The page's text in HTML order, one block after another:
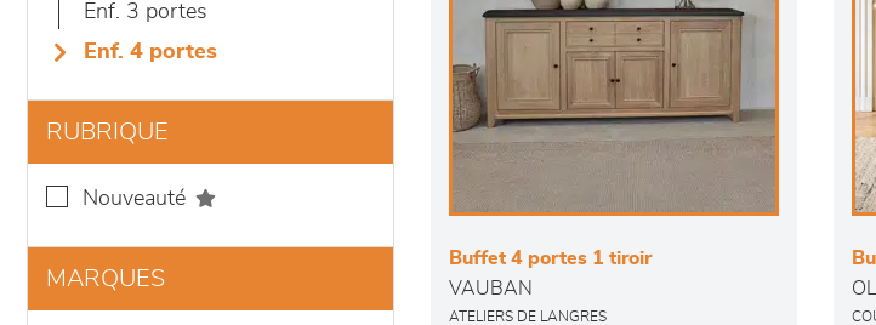
enf. 3 portes
enf. 4 portes
RUBRIQUE
nouveauté
MARQUES
Buffet 4 portes 1 tiroir
VAUBAN
ATELIERS DE LANGRES